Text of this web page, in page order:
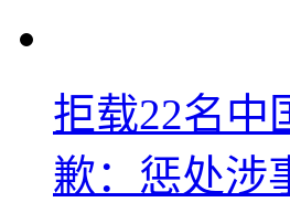
拒载22名中
歉：惩处涉